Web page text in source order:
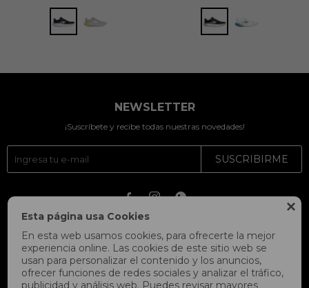

Esta página usa Cookies
En esta web usamos cookies, para ofrecerte la mejor
experiencia online. Las cookies de este sitio web se
usan para personalizar el contenido y los anuncios,
ofrecer funciones de redes sociales y analizar el tráfico,
publicidad y análisis web. Puedes revisar mayores
NEWSLETTER
¡Suscríbete y recibe todas nuestras novedades!
SUSCRIBIRME
  